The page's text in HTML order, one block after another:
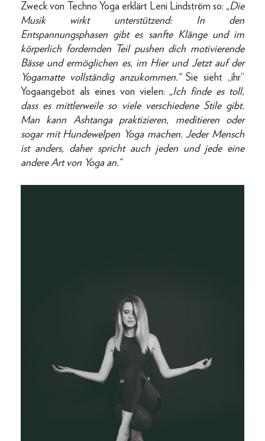
Zweck von Techno Yoga erklärt Leni Lindström so: „Die
Musik wirkt unterstützend: In den
Entspannungsphasen gibt es sanfte Klänge und im
körperlich fordernden Teil pushen dich motivierende
Bässe und ermöglichen es, im Hier und Jetzt auf der
Yogamatte vollständig anzukommen.“Sie sieht „ihr“
Yogaangebot als eines von vielen: „Ich finde es toll,
dass es mittlerweile so viele verschiedene Stile gibt.
Man kann Ashtanga praktizieren, meditieren oder
sogar mit Hundewelpen Yoga machen. Jeder Mensch
ist anders, daher spricht auch jeden und jede eine
andere Art von Yoga an.“